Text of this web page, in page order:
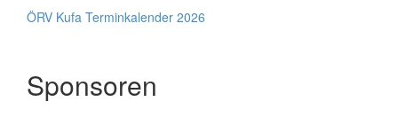
ÖRV Kufa Terminkalender 2026
Sponsoren